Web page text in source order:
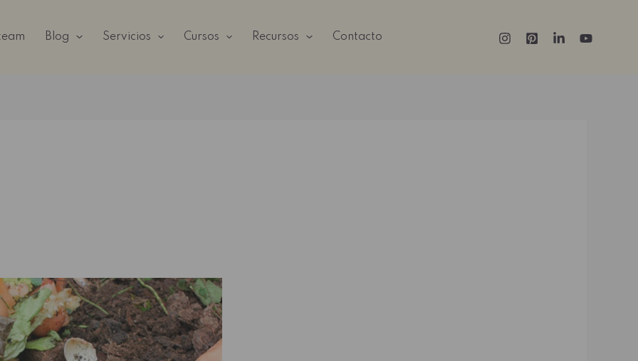
Blog Servicios Cursos Recursos Contacto